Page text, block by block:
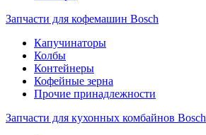
Запчасти для кофемашин Bosch
Капучинаторы
Колбы
Контейнеры
Кофейные зерна
Прочие принадлежности
Запчасти для кухонных комбайнов Bosch